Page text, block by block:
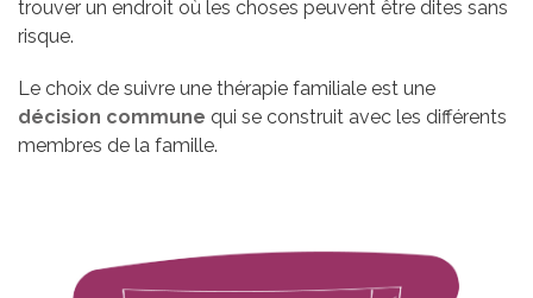
trouver un endroit où les choses peuvent être dites sans
risque.
Le choix de suivre une thérapie familiale est une
décision commune qui se construit avec les différents
membres de la famille.